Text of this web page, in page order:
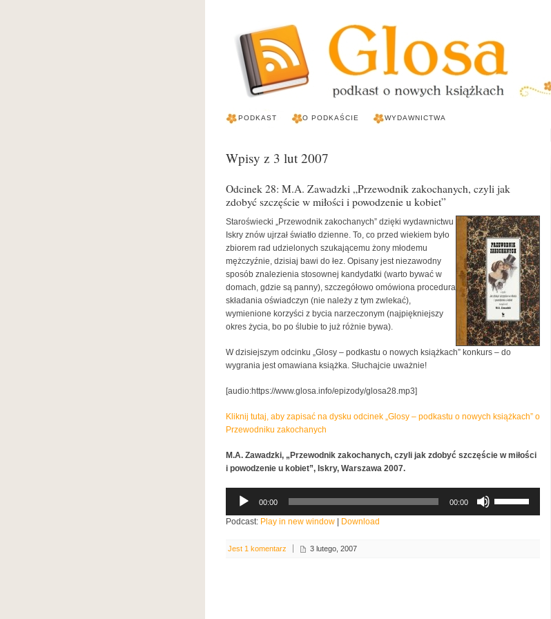
PODKAST O PODKAŚCIE WYDAWNICTWA
Wpisy z 3 lut 2007
Odcinek 28: M.A. Zawadzki „Przewodnik zakochanych, czyli jak
zdobyć szczęście w miłości i powodzenie u kobiet”
Staroświecki „Przewodnik zakochanych” dzięki wydawnictwu
Iskry znów ujrzał światło dzienne. To, co przed wiekiem było
zbiorem rad udzielonych szukającemu żony młodemu
mężczyźnie, dzisiaj bawi do łez. Opisany jest niezawodny
sposób znalezienia stosownej kandydatki (warto bywać w
domach, gdzie są panny), szczegółowo omówiona procedura
składania oświadczyn (nie należy z tym zwlekać),
wymienione korzyści z bycia narzeczonym (najpiękniejszy
okres życia, bo po ślubie to już różnie bywa).
W dzisiejszym odcinku „Glosy – podkastu o nowych książkach” konkurs – do
wygrania jest omawiana książka. Słuchajcie uważnie!
[audio:https://www.glosa.info/epizody/glosa28.mp3]
Kliknij tutaj, aby zapisać na dysku odcinek „Glosy – podkastu o nowych książkach” o
Przewodniku zakochanych
M.A. Zawadzki, „Przewodnik zakochanych, czyli jak zdobyć szczęście w miłości
i powodzenie u kobiet”, Iskry, Warszawa 2007.
Odtwarzacz
plików
dźwiękowych
00:00 00:00
strzałek
Podcast: Play in new window Download
Jest 1 komentarz 3 lutego, 2007